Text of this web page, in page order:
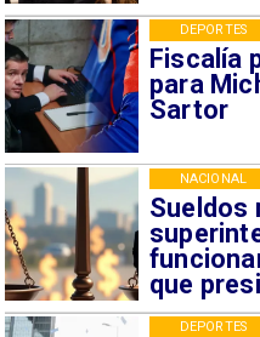
Fiscalía
para
Sartor
DEPORTES
Sueldos
que
NACIONAL
DEPORTES